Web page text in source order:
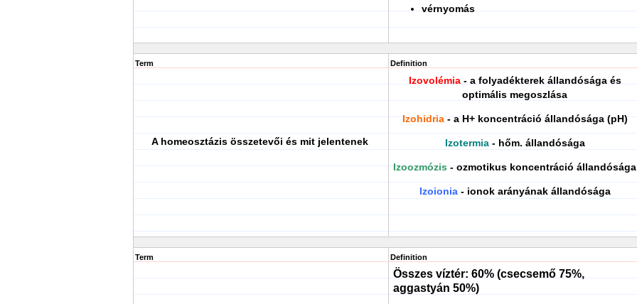
vérnyomás
Term
A homeosztázis összetevői és mit jelentenek
Definition
Izovolémia- a folyadékterek állandósága és
optimális megoszlása
Izohidria- a H+ koncentráció állandósága (pH)
Izotermia- hőm. állandósága
Izoozmózis - ozmotikus koncentráció állandósága
Izoionia- ionok arányának állandósága
Term Definition
Összes víztér: 60% (csecsemő 75%,
aggastyán 50%)